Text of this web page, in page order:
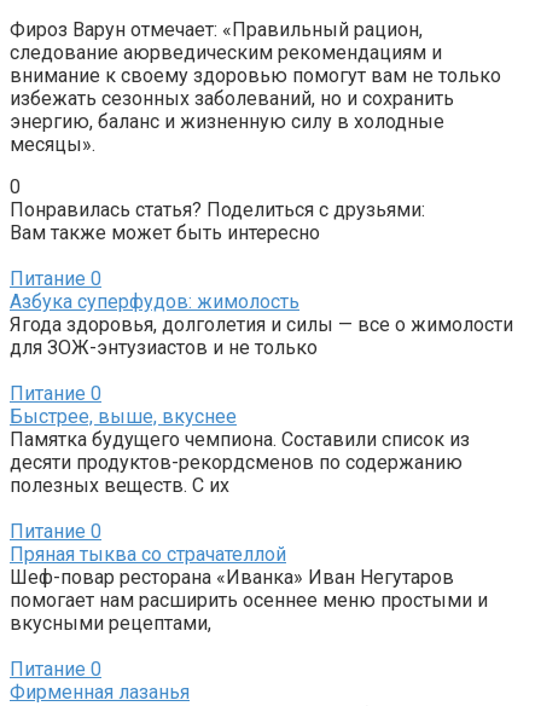
Фироз Варун отмечает: «Правильный рацион,
следование аюрведическим рекомендациям и
внимание к своему здоровью помогут вам не только
избежать сезонных заболеваний, но и сохранить
энергию, баланс и жизненную силу в холодные
месяцы».
0
Понравилась статья? Поделиться с друзьями:
Вам также может быть интересно
Питание 0
Азбука суперфудов: жимолость
Ягода здоровья, долголетия и силы — все о жимолости
для ЗОЖ-энтузиастов и не только
Питание 0
Быстрее, выше, вкуснее
Памятка будущего чемпиона. Составили список из
десяти продуктов-рекордсменов по содержанию
полезных веществ. С их
Питание 0
Пряная тыква со страчателлой
Шеф-повар ресторана «Иванка» Иван Негутаров
помогает нам расширить осеннее меню простыми и
вкусными рецептами,
Питание 0
Фирменная лазанья